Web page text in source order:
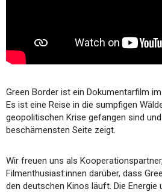
Green Border ist ein Dokumentarfilm
Es ist eine Reise in die sumpfigen
geopolitischen Krise gefangen sind
beschämensten Seite zeigt.
Wir freuen uns als
Filmenthusiast:innen darüber, dass
den deutschen Kinos läuft. Die Energie